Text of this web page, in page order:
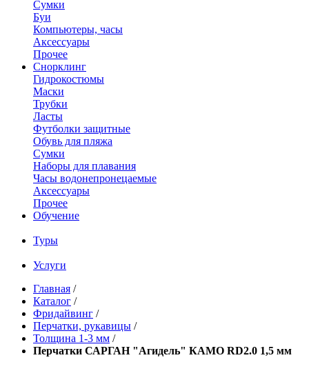
Сумки
Буи
Компьютеры, часы
Аксессуары
Прочее
Снорклинг
Гидрокостюмы
Маски
Трубки
Ласты
Футболки защитные
Обувь для пляжа
Сумки
Наборы для плавания
Часы водонепронецаемые
Аксессуары
Прочее
Обучение
Туры
Услуги
Главная /
Каталог /
Фридайвинг /
Перчатки, рукавицы /
Толщина 1-3 мм /
Перчатки САРГАН "Агидель" КАМО RD2.0 1,5 мм